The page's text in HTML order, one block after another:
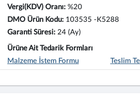
Vergi(KDV) Oranı: %20
DMO Ürün Kodu: 103535 -K5288
Garanti Süresi: 24 (Ay)
Ürüne Ait Tedarik Formları
Malzeme İstem Formu
Teslim